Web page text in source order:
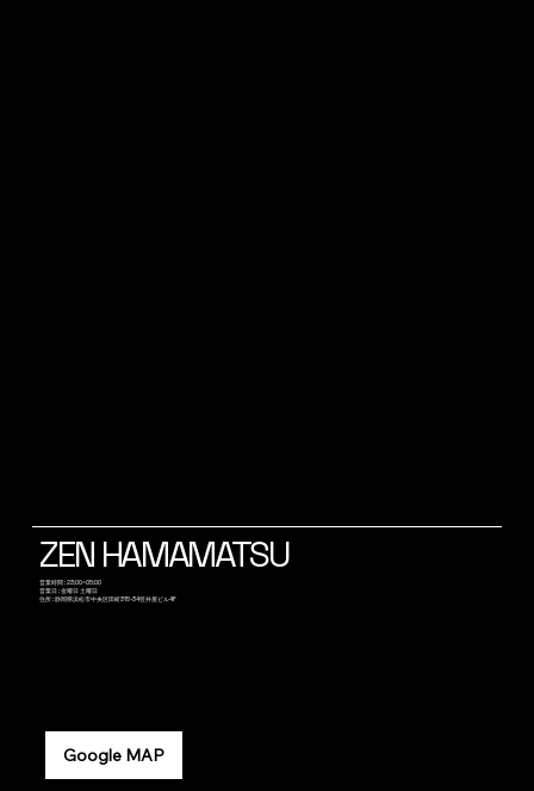
Google MAP
ZEN HAMAMATSU
​営業時間 : 23:00~05:00
営業日 : 金曜日 土曜日
​住所 : 静岡県浜松市中央区田町315-34笠井屋ビル4F